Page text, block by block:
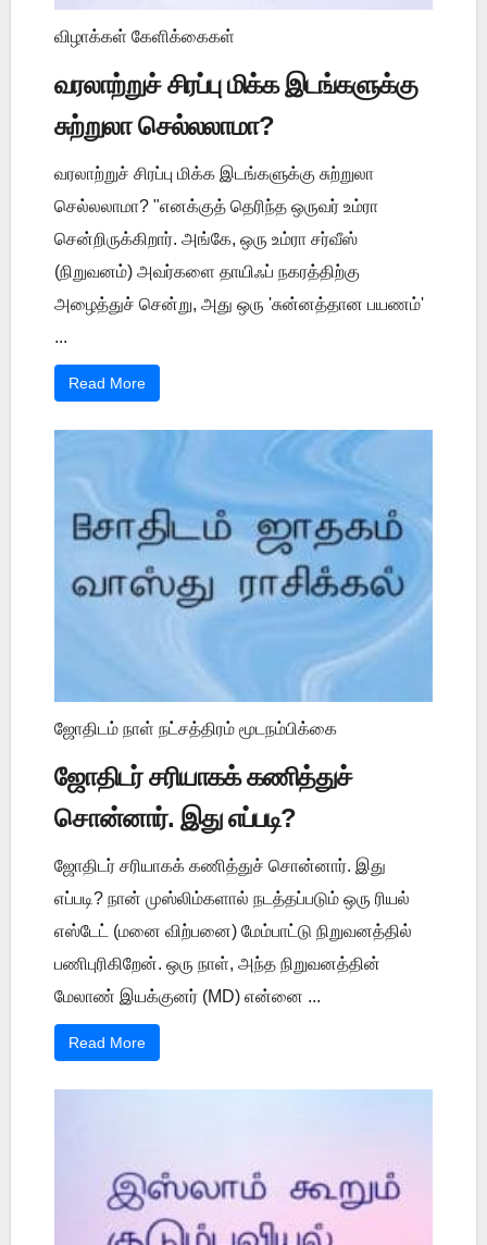
விழாக்கள் கேளிக்கைகள்
வரலாற்றுச் சிரப்பு மிக்க இடங்களுக்கு
சுற்றுலா செல்லலாமா?
வரலாற்றுச் சிரப்பு மிக்க இடங்களுக்கு சுற்றுலா
செல்லலாமா? "எனக்குத் தெரிந்த ஒருவர் உம்ரா
சென்றிருக்கிறார். அங்கே, ஒரு உம்ரா சர்வீஸ்
(நிறுவனம்) அவர்களை தாயிஃப் நகரத்திற்கு
அழைத்துச் சென்று, அது ஒரு 'சுன்னத்தான பயணம்'
...
Read More
ஜோதிடம் நாள் நட்சத்திரம் மூடநம்பிக்கை
ஜோதிடர் சரியாகக் கணித்துச்
சொன்னார். இது எப்படி?
ஜோதிடர் சரியாகக் கணித்துச் சொன்னார். இது
எப்படி? நான் முஸ்லிம்களால் நடத்தப்படும் ஒரு ரியல்
எஸ்டேட் (மனை விற்பனை) மேம்பாட்டு நிறுவனத்தில்
பணிபுரிகிறேன். ஒரு நாள், அந்த நிறுவனத்தின்
மேலாண் இயக்குனர் (MD) என்னை ...
Read More